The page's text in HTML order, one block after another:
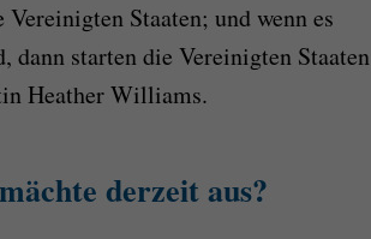
Staaten; und wenn es
starten die Vereinigten Staaten
Heather Williams.
derzeit aus?